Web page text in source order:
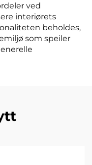
ved
interiørets
beholdes,
som speiler